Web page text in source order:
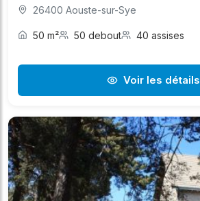
26400 Aouste-sur-Sye
50 m² 50 debout 40 assises
Voir les détails